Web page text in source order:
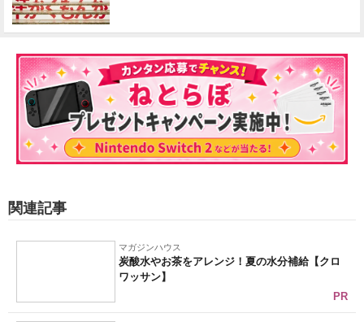
関連記事
マガジンハウス
炭酸水やお茶をアレンジ！夏の水分補給【クロ
ワッサン】
PR